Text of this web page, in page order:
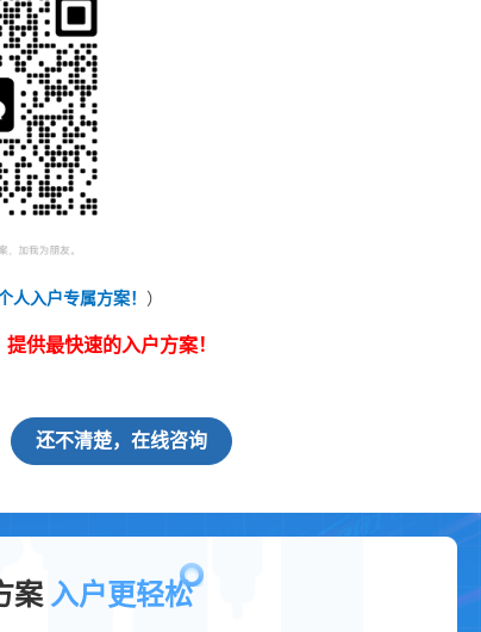
人入户专属方案！ ）
供最快速的入户方案！
还不清楚，在线咨询
案 入户更轻松